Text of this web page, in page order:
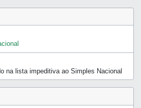
na lista impeditiva ao Simples Nacional